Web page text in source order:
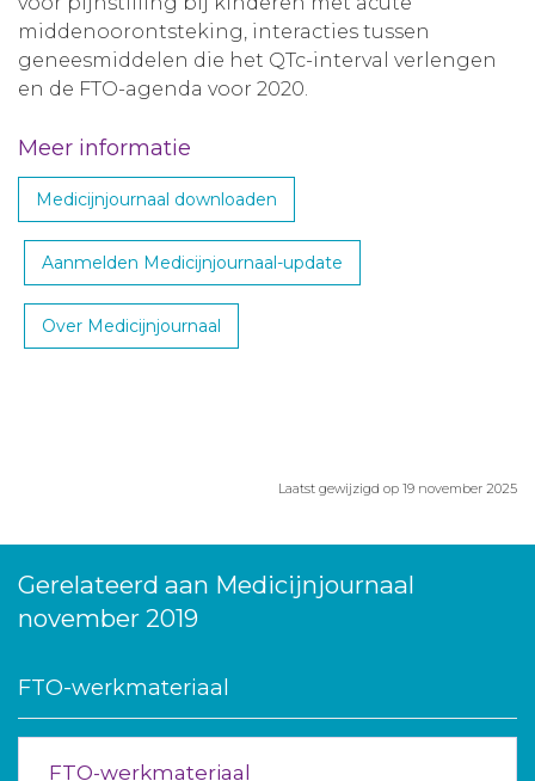
middenoorontsteking, interacties tussen
geneesmiddelen die het QTc-interval verlengen
en de FTO-agenda voor 2020.
Meer informatie
Medicijnjournaal downloaden
Aanmelden Medicijnjournaal-update
Over Medicijnjournaal
Laatst gewijzigd op 19 november 2025
Gerelateerd aan Medicijnjournaal
november 2019
FTO-werkmateriaal
FTO-werkmateriaal